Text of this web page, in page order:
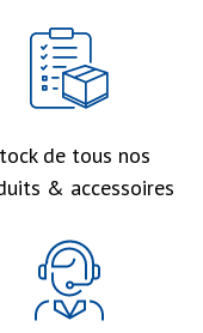
de tous nos
& accessoires